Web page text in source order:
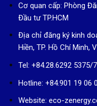
Cơ quan cấp: Phòng
Đầu tư TP.HCM
Địa chỉ đăng ký kinh
Hiền, TP. Hồ Chí Minh,
Tel: +84.28.6292 5375/
Hotline: +84.901 19 06
Website: eco-